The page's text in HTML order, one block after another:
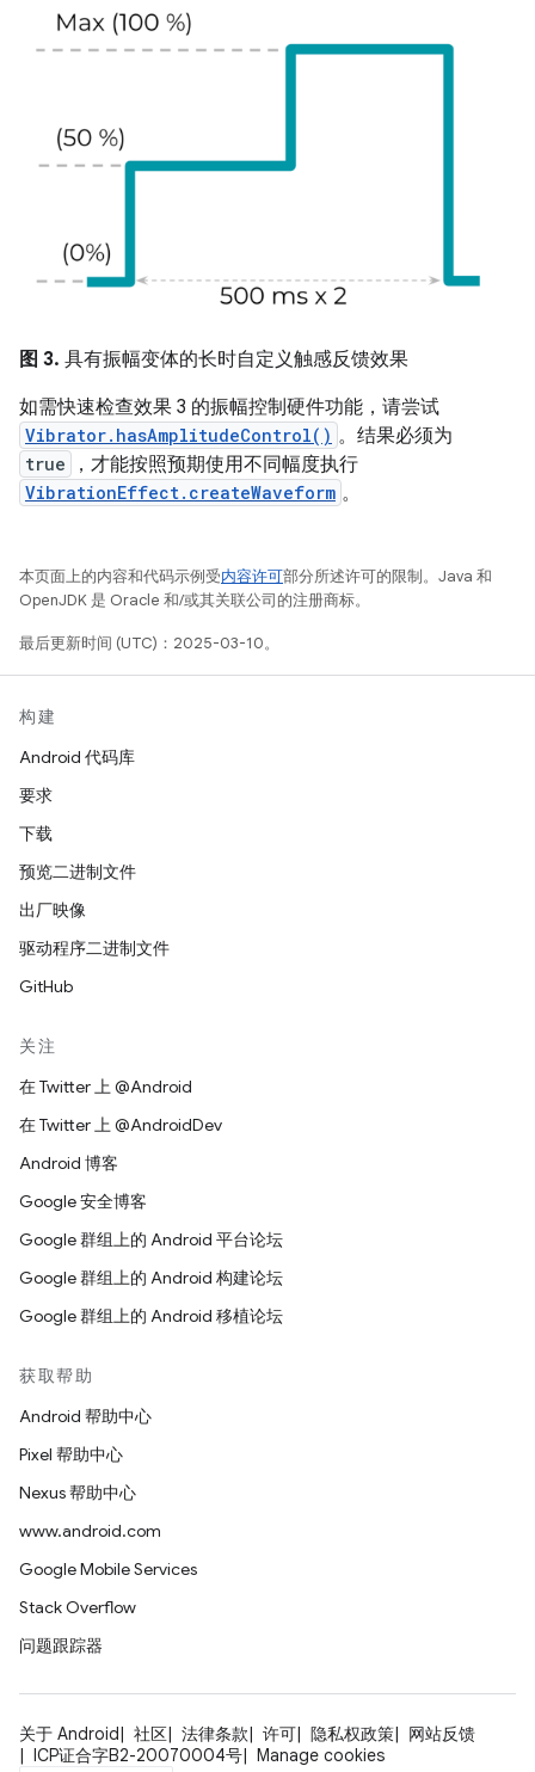
图 3. 具有振幅变体的长时自定义触感反馈效果
如需快速检查效果 3 的振幅控制硬件功能，请尝试
Vibrator.hasAmplitudeControl() 。结果必须为
true ，才能按照预期使用不同幅度执行
VibrationEffect.createWaveform 。
本页面上的内容和代码示例受内容许可部分所述许可的限制。Java 和
OpenJDK 是 Oracle 和/或其关联公司的注册商标。
最后更新时间 (UTC)：2025-03-10。
构建
Android 代码库
要求
下载
预览二进制文件
出厂映像
驱动程序二进制文件
GitHub
关注
在 Twitter 上 @Android
在 Twitter 上 @AndroidDev
Android 博客
Google 安全博客
Google 群组上的 Android 平台论坛
Google 群组上的 Android 构建论坛
Google 群组上的 Android 移植论坛
获取帮助
Android 帮助中心
Pixel 帮助中心
Nexus 帮助中心
www.android.com
Google Mobile Services
Stack Overflow
问题跟踪器
关于 Android 社区 法律条款 许可 隐私权政策
网站反馈
ICP证合字B2-20070004号
Manage cookies